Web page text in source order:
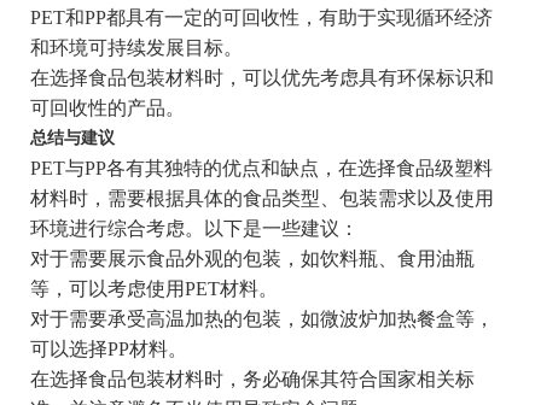
PET和PP都具有一定的可回收性，有助于实现循环经济
和环境可持续发展目标。
在选择食品包装材料时，可以优先考虑具有环保标识和
可回收性的产品。
总结与建议
PET与PP各有其独特的优点和缺点，在选择食品级塑料
材料时，需要根据具体的食品类型、包装需求以及使用
环境进行综合考虑。以下是一些建议：
对于需要展示食品外观的包装，如饮料瓶、食用油瓶
等，可以考虑使用PET材料。
对于需要承受高温加热的包装，如微波炉加热餐盒等，
可以选择PP材料。
在选择食品包装材料时，务必确保其符合国家相关标